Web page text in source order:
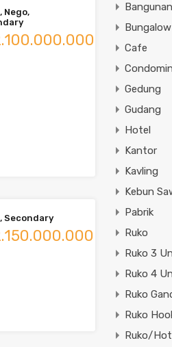
Nego,
Secondary
Bangunan
Bungalow
Cafe
Gedung
Gudang
Hotel
Kantor
Kavling
Kebun
Pabrik
Ruko
Ruko 3
Ruko 4
Ruko
Ruko
Ruko/